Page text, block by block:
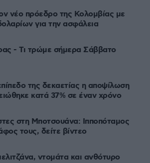
νέο πρόεδρο της Κολομβίας με
για την ασφάλεια
- Τι τρώμε σήμερα Σάββατο
της δεκαετίας η αποψίλωση
κατά 37% σε έναν χρόνο
στη Μποτσουάνα: Ιπποπόταμος
τους, δείτε βίντεο
ντομάτα και ανθότυρο